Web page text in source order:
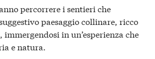
percorrere i sentieri che
paesaggio collinare, ricco
, immergendosi in un’esperienza che
e natura.